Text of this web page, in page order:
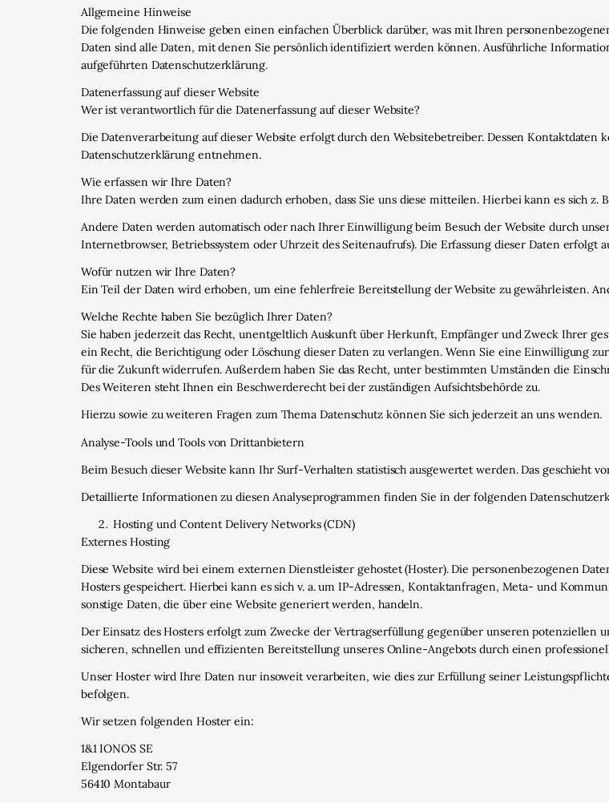
Allgemeine Hinweise
Die folgenden Hinweise geben einen einfachen Überblick darüber, was mit Ihren
Daten sind alle Daten, mit denen Sie persönlich identifiziert werden können. Ausführliche
aufgeführten Datenschutzerklärung.
Datenerfassung auf dieser Website
Wer ist verantwortlich für die Datenerfassung auf dieser Website?
Die Datenverarbeitung auf dieser Website erfolgt durch den Websitebetreiber. Dessen
Datenschutzerklärung entnehmen.
Wie erfassen wir Ihre Daten?
Ihre Daten werden zum einen dadurch erhoben, dass Sie uns diese mitteilen. Hierbei kann es sich
Andere Daten werden automatisch oder nach Ihrer Einwilligung beim Besuch der Website durch
Internetbrowser, Betriebssystem oder Uhrzeit des Seitenaufrufs). Die Erfassung dieser Daten erfolgt
Wofür nutzen wir Ihre Daten?
Ein Teil der Daten wird erhoben, um eine fehlerfreie Bereitstellung der Website zu gewährleisten.
Welche Rechte haben Sie bezüglich Ihrer Daten?
Sie haben jederzeit das Recht, unentgeltlich Auskunft über Herkunft, Empfänger und Zweck Ihrer
ein Recht, die Berichtigung oder Löschung dieser Daten zu verlangen. Wenn Sie eine Einwilligung
für die Zukunft widerrufen. Außerdem haben Sie das Recht, unter bestimmten Umständen die
Des Weiteren steht Ihnen ein Beschwerderecht bei der zuständigen Aufsichtsbehörde zu.
Hierzu sowie zu weiteren Fragen zum Thema Datenschutz können Sie sich jederzeit an uns wenden.
Analyse-Tools und Tools von Dritt­anbietern
Beim Besuch dieser Website kann Ihr Surf-Verhalten statistisch ausgewertet werden. Das geschieht
Detaillierte Informationen zu diesen Analyseprogrammen finden Sie in der folgenden
Hosting und Content Delivery Networks (CDN)
Externes Hosting
Diese Website wird bei einem externen Dienstleister gehostet (Hoster). Die personenbezogenen
Hosters gespeichert. Hierbei kann es sich v. a. um IP-Adressen, Kontaktanfragen, Meta- und
sonstige Daten, die über eine Website generiert werden, handeln.
Der Einsatz des Hosters erfolgt zum Zwecke der Vertragserfüllung gegenüber unseren potenziellen
sicheren, schnellen und effizienten Bereitstellung unseres Online-Angebots durch einen
Unser Hoster wird Ihre Daten nur insoweit verarbeiten, wie dies zur Erfüllung seiner
befolgen.
Wir setzen folgenden Hoster ein:
1&1 IONOS SE
Elgendorfer Str. 57
56410 Montabaur